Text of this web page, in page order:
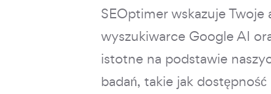
SEOptimer wskazuje
wyszukiwarce Google AI
istotne na podstawie
badań, takie jak